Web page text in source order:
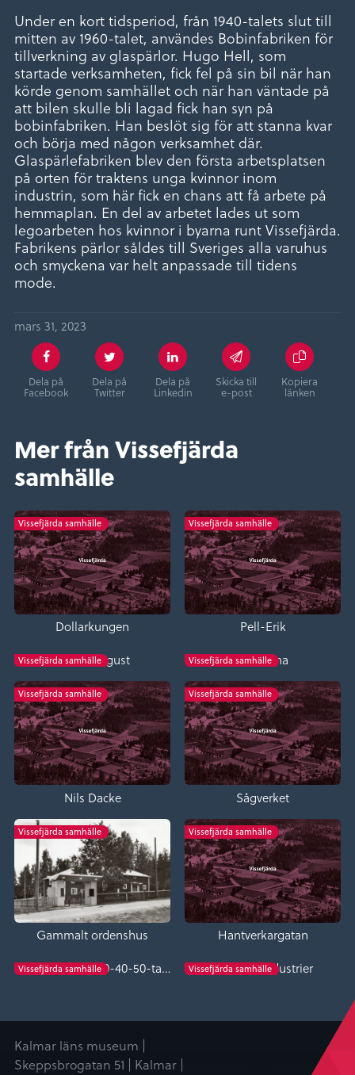
Under en kort tidsperiod, från 1940-talets slut till
mitten av 1960-talet, användes Bobinfabriken för
tillverkning av glaspärlor. Hugo Hell, som
startade verksamheten, fick fel på sin bil när han
körde genom samhället och när han väntade på
att bilen skulle bli lagad fick han syn på
bobinfabriken. Han beslöt sig för att stanna kvar
och börja med någon verksamhet där.
Glaspärlefabriken blev den första arbetsplatsen
på orten för traktens unga kvinnor inom
industrin, som här fick en chans att få arbete på
hemmaplan. En del av arbetet lades ut som
legoarbeten hos kvinnor i byarna runt Vissefjärda.
Fabrikens pärlor såldes till Sveriges alla varuhus
och smyckena var helt anpassade till tidens
mode.
mars 31, 2023
Dela på
Facebook
Dela på
Twitter
Dela på
Linkedin
Skicka till
e-post
Kopiera
länken
Mer från Vissefjärda
samhälle
Vissefjärda samhälle
Dollarkungen
Vissefjärda samhälle
Pell-Erik
Vissefjärda samhälle
Sjung-August Vissefjärda samhälle
Loa-Lena
Vissefjärda samhälle
Nils Dacke
Vissefjärda samhälle
Sågverket
Vissefjärda samhälle
Gammalt ordenshus
Vissefjärda samhälle
Hantverkargatan
Vissefjärda samhälle Småbutiker på 30-40-50-talet Vissefjärda samhälle
Verda Träindustrier
Kalmar läns museum |
Skeppsbrogatan 51 | Kalmar |